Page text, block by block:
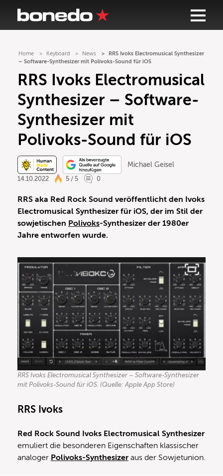
Home Keyboard News
RRS Ivoks Electromusical Synthesizer
– Software-Synthesizer mit Polivoks-Sound für iOS
RRS Ivoks Electromusical
Synthesizer – Software-
Synthesizer mit
Polivoks-Sound für iOS
Michael Geisel
14.10.2022
5 / 5 0
RRS aka Red Rock Sound veröffentlicht den Ivoks
Electromusical Synthesizer für iOS, der im Stil der
sowjetischen Polivoks-Synthesizer der 1980er
Jahre entworfen wurde.
RRS Ivoks Electromusical Synthesizer – Software-Synthesizer
mit Polivoks-Sound für iOS. (Quelle: Apple App Store)
RRS Ivoks
Red Rock Sound Ivoks Electromusical Synthesizer
emuliert die besonderen Eigenschaften klassischer
analoger Polivoks-Synthesizer aus der Sowjetunion.